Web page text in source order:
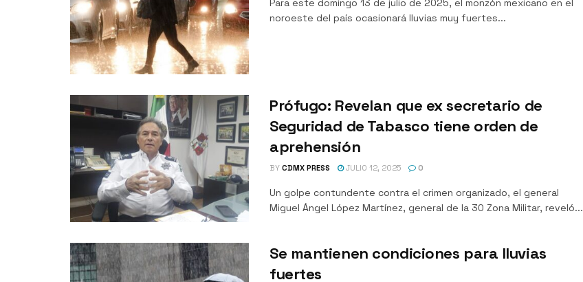
Para este domingo 13 de julio de 2025, el monzón mexicano en el
noroeste del país ocasionará lluvias muy fuertes...
Prófugo: Revelan que ex secretario de
Seguridad de Tabasco tiene orden de
aprehensión
BY CDMX PRESS JULIO 12, 2025 0
Un golpe contundente contra el crimen organizado, el general
Miguel Ángel López Martínez, general de la 30 Zona Militar, reveló...
Se mantienen condiciones para lluvias
fuertes